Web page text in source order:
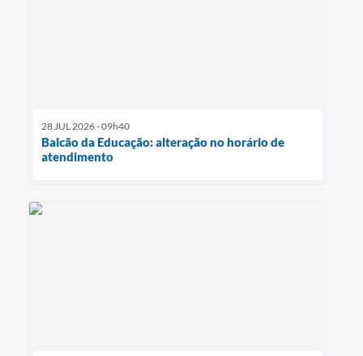
28 JUL 2026 - 09h40
Balcão da Educação: alteração no horário de
atendimento